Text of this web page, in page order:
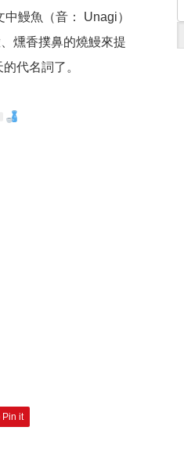
鰻魚（音： Unagi）
燻香撲鼻的燒鰻來提
代名詞了。
Pin it